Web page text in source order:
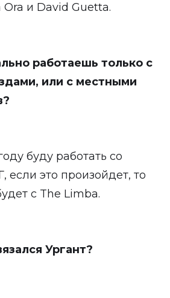
и David Guetta.
работаешь только с
или с местными
буду работать со
если это произойдет, то
с The Limba.
Ургант?